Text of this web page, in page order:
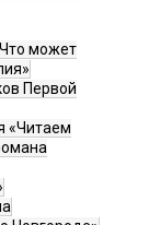
может
Первой
«Читаем